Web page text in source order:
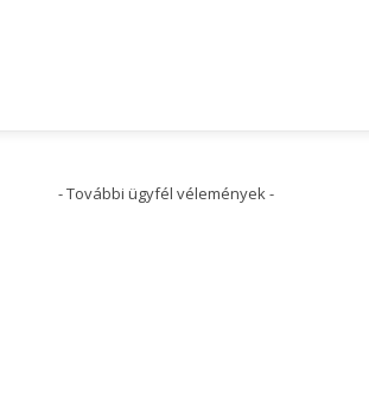
- További ügyfél vélemények -